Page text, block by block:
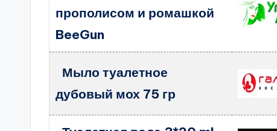
прополисом и ромашкой
BeeGun
Мыло туалетное
дубовый мох 75 гр